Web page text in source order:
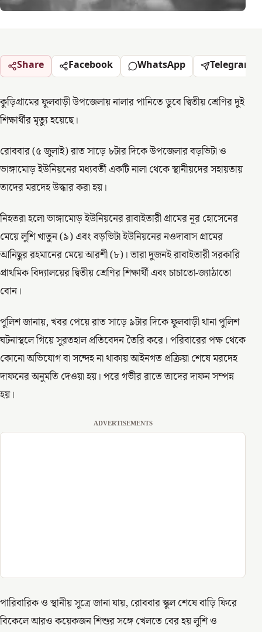
Share Facebook WhatsApp Telegram
কুড়িগ্রামের ফুলবাড়ী উপজেলায় নালার পানিতে ডুবে দ্বিতীয় শ্রেণির দুই
শিক্ষার্থীর মৃত্যু হয়েছে।
রোববার (৫ জুলাই) রাত সাড়ে ৮টার দিকে উপজেলার বড়ভিটা ও
ভাঙ্গামোড় ইউনিয়নের মধ্যবর্তী একটি নালা থেকে স্থানীয়দের সহায়তায়
তাদের মরদেহ উদ্ধার করা হয়।
নিহতরা হলো ভাঙ্গামোড় ইউনিয়নের রাবাইতারী গ্রামের নূর হোসেনের
মেয়ে লুশি খাতুন (৯) এবং বড়ভিটা ইউনিয়নের নওদাবাস গ্রামের
আনিছুর রহমানের মেয়ে আরশী (৮)। তারা দুজনই রাবাইতারী সরকারি
প্রাথমিক বিদ্যালয়ের দ্বিতীয় শ্রেণির শিক্ষার্থী এবং চাচাতো-জ্যাঠাতো
বোন।
পুলিশ জানায়, খবর পেয়ে রাত সাড়ে ৯টার দিকে ফুলবাড়ী থানা পুলিশ
ঘটনাস্থলে গিয়ে সুরতহাল প্রতিবেদন তৈরি করে। পরিবারের পক্ষ থেকে
কোনো অভিযোগ বা সন্দেহ না থাকায় আইনগত প্রক্রিয়া শেষে মরদেহ
দাফনের অনুমতি দেওয়া হয়। পরে গভীর রাতে তাদের দাফন সম্পন্ন
হয়।
ADVERTISEMENTS
পারিবারিক ও স্থানীয় সূত্রে জানা যায়, রোববার স্কুল শেষে বাড়ি ফিরে
বিকেলে আরও কয়েকজন শিশুর সঙ্গে খেলতে বের হয় লুশি ও